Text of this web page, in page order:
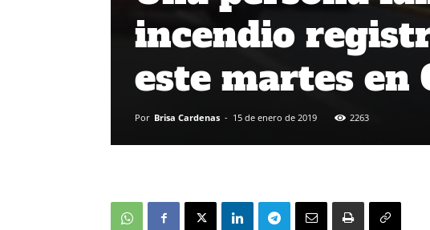
incendio
este martes en
Por Brisa Cardenas - 15 de enero de 2019 2263